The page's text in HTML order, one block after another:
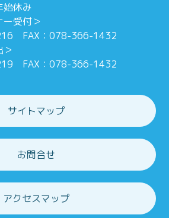
始休み
ー受付＞
FAX：078-366-1432
＞
FAX：078-366-1432
サイトマップ
お問合せ
アクセスマップ